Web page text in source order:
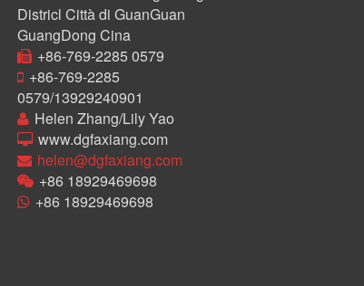
Districl Città di GuanGuan
GuangDong Cina
+86-769-2285 0579
+86-769-2285
0579/13929240901
Helen Zhang/Lily Yao
www.dgfaxiang.com
helen@dgfaxiang.com
+86 18929469698
+86 18929469698